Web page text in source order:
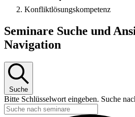
Konfliktlösungskompetenz
Seminare
Seminare Suche und
Navigation
Suche
Bitte Schlüsselwort eingeben. Suche